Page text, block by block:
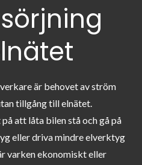
är behovet av ström
tillgång till elnätet.
att låta bilen stå och gå på
eller driva mindre elverktyg
varken ekonomiskt eller